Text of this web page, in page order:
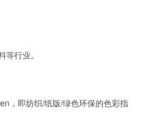
行业。
，即纺织/纸版/绿色环保的色彩指